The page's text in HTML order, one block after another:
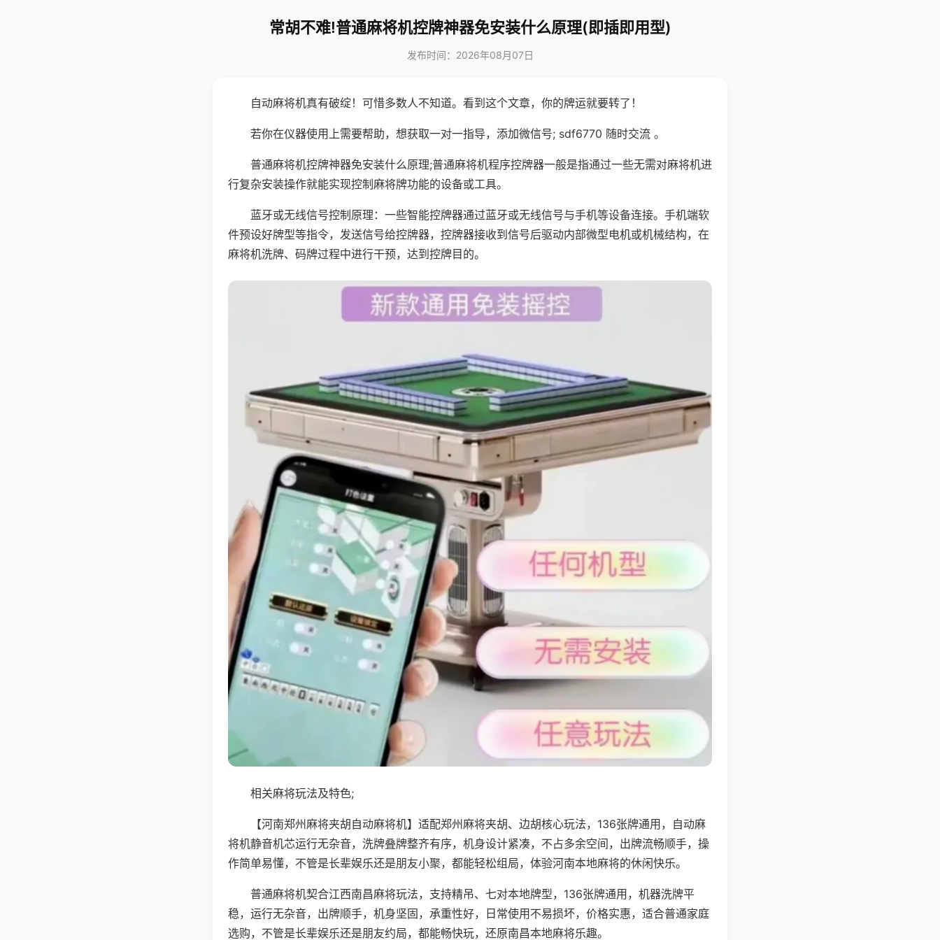
常胡不难!普通麻将机控牌神器免安装什么原理(即插即用型)
发布时间：2026年08月07日
自动麻将机真有破绽！可惜多数人不知道。看到这个文章，你的牌运就要转了！
若你在仪器使用上需要帮助，想获取一对一指导，添加微信号; sdf6770 随时交流 。
普通麻将机控牌神器免安装什么原理;普通麻将机程序控牌器一般是指通过一些无需对麻将机进
行复杂安装操作就能实现控制麻将牌功能的设备或工具。
蓝牙或无线信号控制原理：一些智能控牌器通过蓝牙或无线信号与手机等设备连接。手机端软
件预设好牌型等指令，发送信号给控牌器，控牌器接收到信号后驱动内部微型电机或机械结构，在
麻将机洗牌、码牌过程中进行干预，达到控牌目的。
相关麻将玩法及特色;
【河南郑州麻将夹胡自动麻将机】适配郑州麻将夹胡、边胡核心玩法，136张牌通用，自动麻
将机静音机芯运行无杂音，洗牌叠牌整齐有序，机身设计紧凑，不占多余空间，出牌流畅顺手，操
作简单易懂，不管是长辈娱乐还是朋友小聚，都能轻松组局，体验河南本地麻将的休闲快乐。
普通麻将机契合江西南昌麻将玩法，支持精吊、七对本地牌型，136张牌通用，机器洗牌平
稳，运行无杂音，出牌顺手，机身坚固，承重性好，日常使用不易损坏，价格实惠，适合普通家庭
选购，不管是长辈娱乐还是朋友约局，都能畅快玩，还原南昌本地麻将乐趣。